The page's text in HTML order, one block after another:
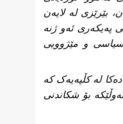
بێرێزی لە لایەن
پەیکەری ئەو ژنە
و مێژوویی
لە کڵپەیەک کە
بۆ شکاندنی